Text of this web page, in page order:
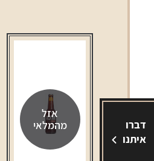
דברו
איתנו
אזל
מהמלאי